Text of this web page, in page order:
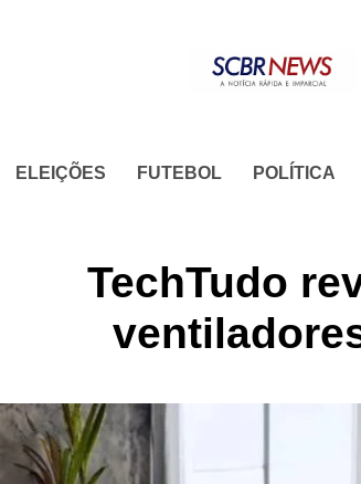
ELEIÇÕES FUTEBOL POLÍTICA
TechTudo